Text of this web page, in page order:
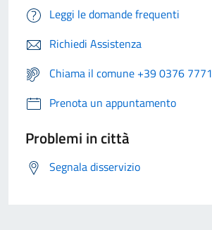
Leggi le domande frequenti
Richiedi Assistenza
Chiama il comune +39 0376 7771
Prenota un appuntamento
Problemi in città
Segnala disservizio